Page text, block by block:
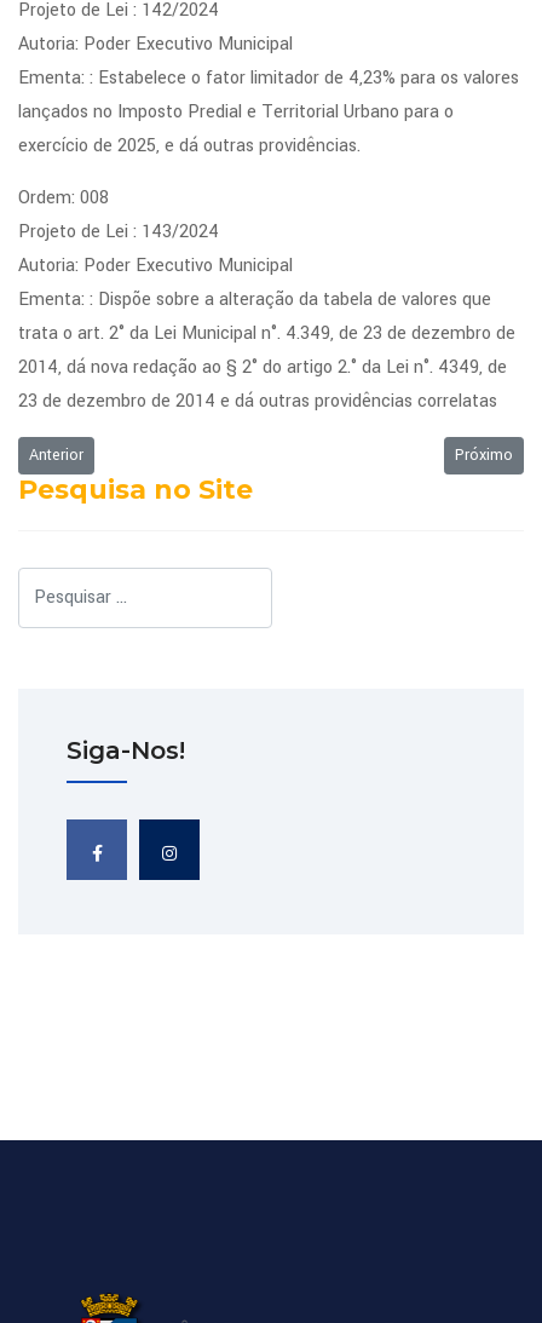
Projeto de Lei : 142/2024
Autoria: Poder Executivo Municipal
Ementa: : Estabelece o fator limitador de 4,23% para os valores
lançados no Imposto Predial e Territorial Urbano para o
exercício de 2025, e dá outras providências.
Ordem: 008
Projeto de Lei : 143/2024
Autoria: Poder Executivo Municipal
Ementa: : Dispõe sobre a alteração da tabela de valores que
trata o art. 2° da Lei Municipal n°. 4.349, de 23 de dezembro de
2014, dá nova redação ao § 2° do artigo 2.° da Lei n°. 4349, de
23 de dezembro de 2014 e dá outras providências correlatas
Artigo anterior: Ordem do Dia - 13/01/2025
Anterior Próximo
Próximo
Pesquisa no Site
Siga-Nos!